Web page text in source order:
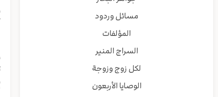
مسائل وردود
المؤلفات
السراج المنير
لكل زوج وزوجة
الوصايا الأربعون